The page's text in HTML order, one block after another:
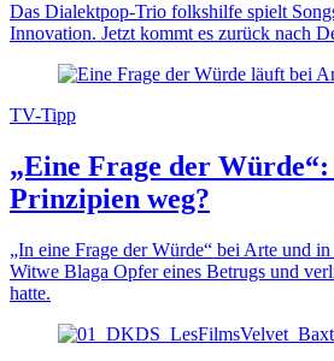
Das Dialektpop-Trio folkshilfe spielt
Innovation. Jetzt kommt es zurück nach
TV-Tipp
„Eine Frage der Würde“:
Prinzipien weg?
„In eine Frage der Würde“ bei Arte und
Witwe Blaga Opfer eines Betrugs und
hatte.